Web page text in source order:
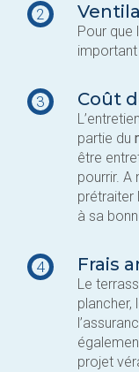
2
Pour que
3 Coût
partie du
être
pourrir. A
prétraiter
à sa
4 Frais
Le
plancher,
projet